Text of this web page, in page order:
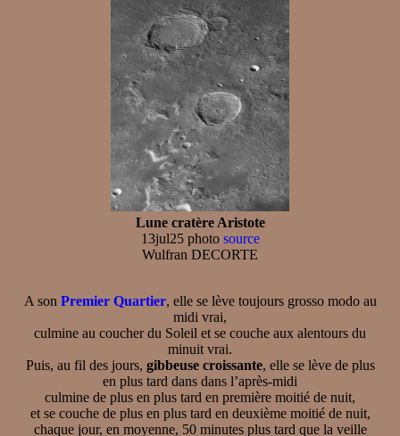
Lune cratère Aristote
13jul25 photo source
Wulfran DECORTE
A son Premier Quartier, elle se lève toujours grosso modo au
midi vrai,
culmine au coucher du Soleil et se couche aux alentours du
minuit vrai.
Puis, au fil des jours, gibbeuse croissante, elle se lève de plus
en plus tard dans dans l’après-midi
culmine de plus en plus tard en première moitié de nuit,
et se couche de plus en plus tard en deuxième moitié de nuit,
chaque jour, en moyenne, 50 minutes plus tard que la veille